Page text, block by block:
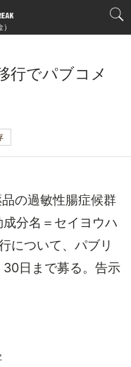
行でパブコメ
の過敏性腸症候群
分名＝セイヨウハ
について、パブリ
30日まで募る。告示